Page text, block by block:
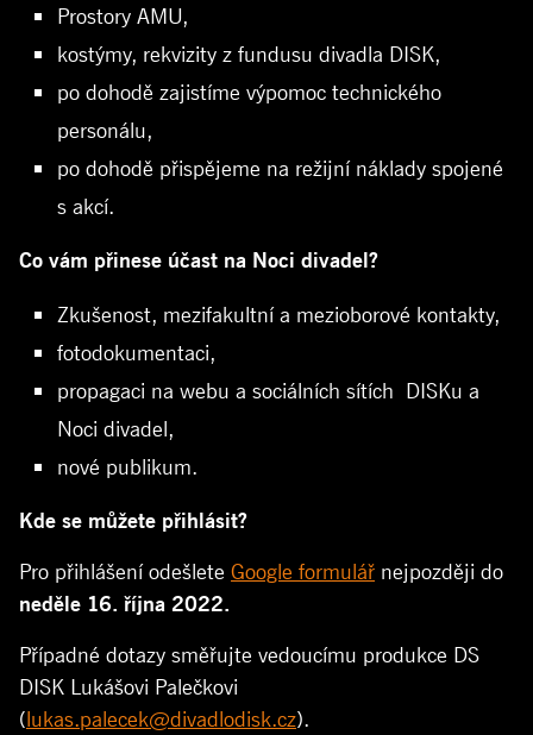
Prostory AMU,
kostýmy, rekvizity z fundusu divadla DISK,
po dohodě zajistíme výpomoc technického
personálu,
po dohodě přispějeme na režijní náklady spojené
s akcí.
Co vám přinese účast na Noci divadel?
Zkušenost, mezifakultní a mezioborové kontakty,
fotodokumentaci,
propagaci na webu a sociálních sítích DISKu a
Noci divadel,
nové publikum.
Kde se můžete přihlásit?
Pro přihlášení odešlete Google formulář nejpozději do
neděle 16. října 2022.
Případné dotazy směřujte vedoucímu produkce DS
DISK Lukášovi Palečkovi
(lukas.palecek@divadlodisk.cz).